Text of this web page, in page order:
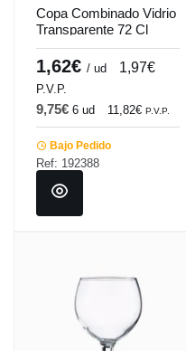
Copa Combinado Vidrio
Transparente 72 Cl
Manhattan Vicrila
1,62€ / ud 1,97€
P.V.P.
9,75€ 6 ud 11,82€ P.V.P.
Bajo Pedido
Ref: 192388